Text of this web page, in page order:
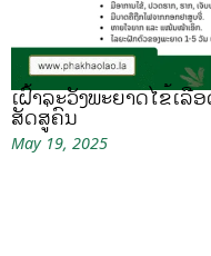
ເຝົ້າລະວັງພະຍາດໄຂ້ເລື
ສັດສູ່ຄົນ
May 19, 2025